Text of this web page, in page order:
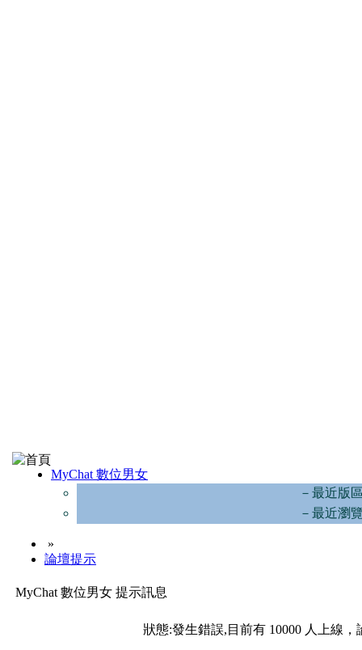
MyChat 數位男女
－最近版
－最近瀏
»
論壇提示
MyChat 數位男女 提示訊息
狀態:發生錯誤,目前有 10000 人上線